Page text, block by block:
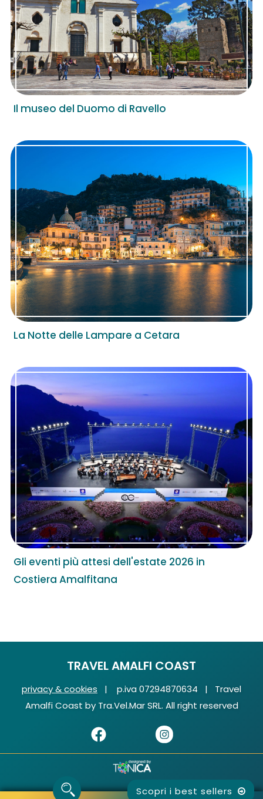
Il museo del Duomo di Ravello
La Notte delle Lampare a Cetara
Gli eventi più attesi dell'estate 2026 in
Costiera Amalfitana
Scopri i best sellers
TRAVEL AMALFI COAST
privacy & cookies | p.iva 07294870634 | Travel
Amalfi Coast by Tra.Vel.Mar SRL. All right reserved